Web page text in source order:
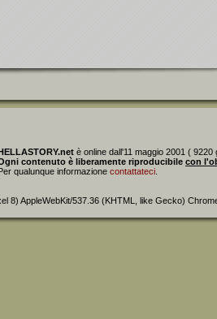
HELLASTORY.net è online dall'11 maggio 2001 ( 9220
contenuto è liberamente riproducibile con
Per qualunque informazione contattateci.
8) AppleWebKit/537.36 (KHTML, like Gecko)